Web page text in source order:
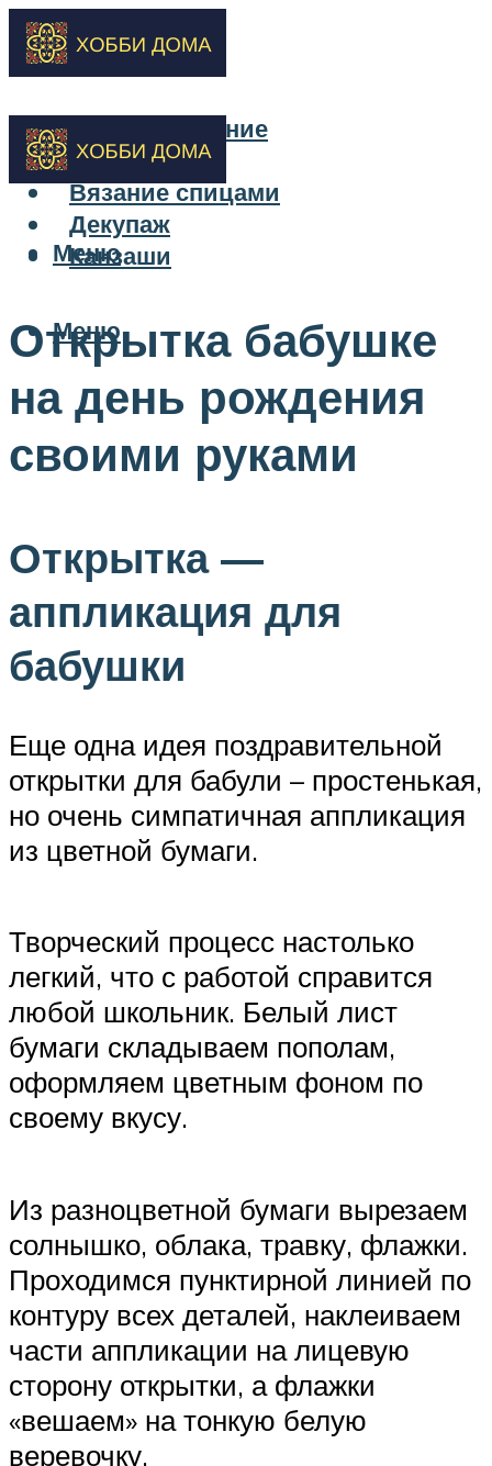
Бисероплетение
Вышивка
Вязание спицами
Декупаж
Канзаши
Меню
Меню
Открытка бабушке
на день рождения
своими руками
Открытка —
аппликация для
бабушки
Еще одна идея поздравительной
открытки для бабули – простенькая,
но очень симпатичная аппликация
из цветной бумаги.
Творческий процесс настолько
легкий, что с работой справится
любой школьник. Белый лист
бумаги складываем пополам,
оформляем цветным фоном по
своему вкусу.
Из разноцветной бумаги вырезаем
солнышко, облака, травку, флажки.
Проходимся пунктирной линией по
контуру всех деталей, наклеиваем
части аппликации на лицевую
сторону открытки, а флажки
«вешаем» на тонкую белую
веревочку.